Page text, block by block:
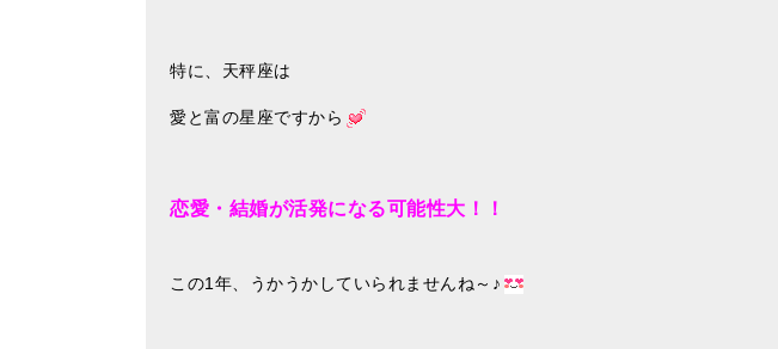
特に、天秤座は
愛と富の星座ですから
恋愛・結婚が活発になる可能性大！！
この1年、うかうかしていられませんね～♪